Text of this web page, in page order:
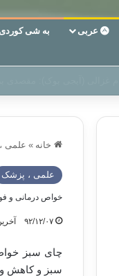
عربی به شی کوردی
خانه » علمی
علمی ، پزشک
خواص درمانی و
۹۲/۱۲/۰۷
چای سبز
سبز و کاهش